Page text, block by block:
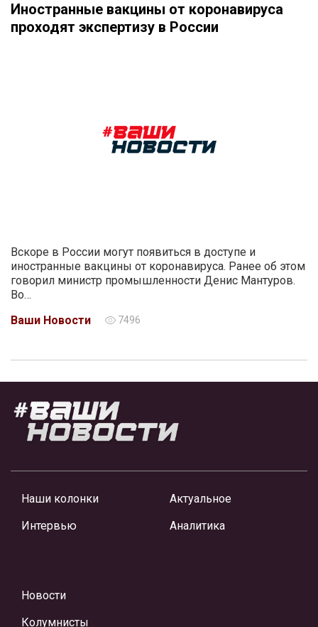
Иностранные вакцины от коронавируса
проходят экспертизу в России
Вскоре в России могут появиться в доступе и
иностранные вакцины от коронавируса. Ранее об этом
говорил министр промышленности Денис Мантуров.
Во…
Ваши Новости
7496
Наши колонки
Интервью
Актуальное
Аналитика
Новости
Колумнисты